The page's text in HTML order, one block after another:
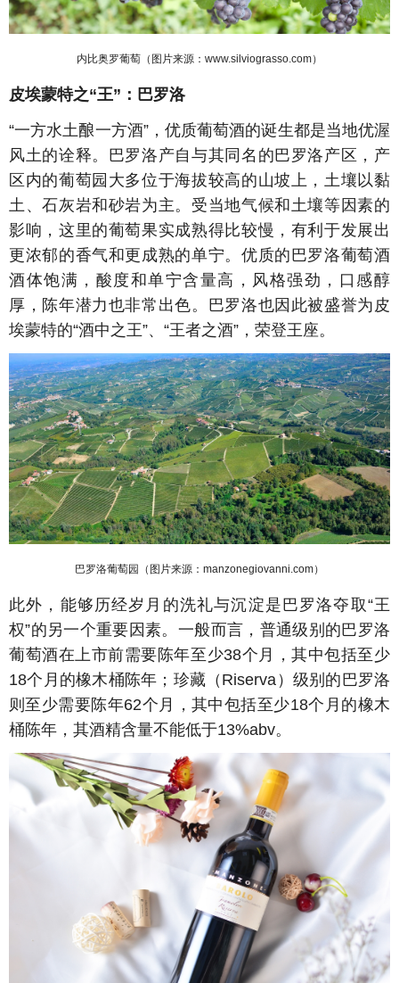
内比奥罗葡萄（图片来源：www.silviograsso.com）
皮埃蒙特之“王”：巴罗洛
“一方水土酿一方酒”，优质葡萄酒的诞生都是当地优渥
风土的诠释。巴罗洛产自与其同名的巴罗洛产区，产
区内的葡萄园大多位于海拔较高的山坡上，土壤以黏
土、石灰岩和砂岩为主。受当地气候和土壤等因素的
影响，这里的葡萄果实成熟得比较慢，有利于发展出
更浓郁的香气和更成熟的单宁。优质的巴罗洛葡萄酒
酒体饱满，酸度和单宁含量高，风格强劲，口感醇
厚，陈年潜力也非常出色。巴罗洛也因此被盛誉为皮
埃蒙特的“酒中之王”、“王者之酒”，荣登王座。
巴罗洛葡萄园（图片来源：manzonegiovanni.com）
此外，能够历经岁月的洗礼与沉淀是巴罗洛夺取“王
权”的另一个重要因素。一般而言，普通级别的巴罗洛
葡萄酒在上市前需要陈年至少38个月，其中包括至少
18个月的橡木桶陈年；珍藏（Riserva）级别的巴罗洛
则至少需要陈年62个月，其中包括至少18个月的橡木
桶陈年，其酒精含量不能低于13%abv。